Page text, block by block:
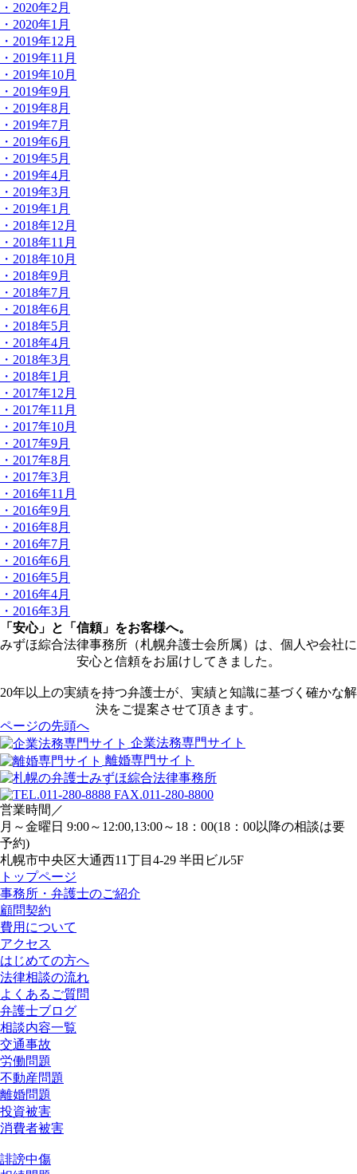
・2020年2月
・2020年1月
・2019年12月
・2019年11月
・2019年10月
・2019年9月
・2019年8月
・2019年7月
・2019年6月
・2019年5月
・2019年4月
・2019年3月
・2019年1月
・2018年12月
・2018年11月
・2018年10月
・2018年9月
・2018年7月
・2018年6月
・2018年5月
・2018年4月
・2018年3月
・2018年1月
・2017年12月
・2017年11月
・2017年10月
・2017年9月
・2017年8月
・2017年3月
・2016年11月
・2016年9月
・2016年8月
・2016年7月
・2016年6月
・2016年5月
・2016年4月
・2016年3月
「安心」と「信頼」をお客様へ。
みずほ綜合法律事務所（札幌弁護士会所属）は、個人や会社に
安心と信頼をお届けしてきました。
20年以上の実績を持つ弁護士が、実績と知識に基づく確かな解
決をご提案させて頂きます。
ページの先頭へ
企業法務専門サイト
離婚専門サイト
営業時間／
月～金曜日 9:00～12:00,13:00～18：00(18：00以降の相談は要
予約)
札幌市中央区大通西11丁目4-29 半田ビル5F
トップページ
事務所・弁護士のご紹介
顧問契約
費用について
アクセス
はじめての方へ
法律相談の流れ
よくあるご質問
弁護士ブログ
相談内容一覧
交通事故
労働問題
不動産問題
離婚問題
投資被害
消費者被害
誹謗中傷